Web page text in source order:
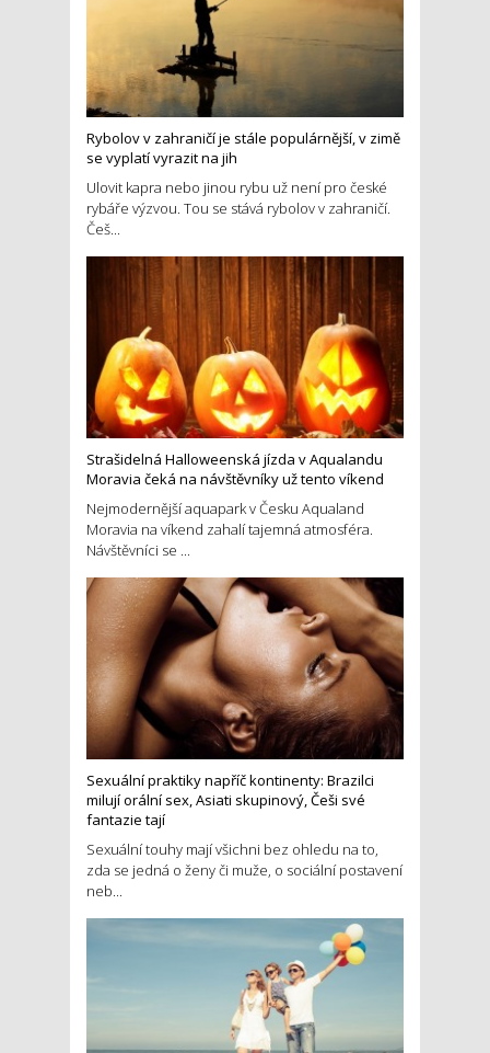
Rybolov v zahraničí je stále populárnější, v zimě
se vyplatí vyrazit na jih
Ulovit kapra nebo jinou rybu už není pro české
rybáře výzvou. Tou se stává rybolov v zahraničí.
Češ...
Strašidelná Halloweenská jízda v Aqualandu
Moravia čeká na návštěvníky už tento víkend
Nejmodernější aquapark v Česku Aqualand
Moravia na víkend zahalí tajemná atmosféra.
Návštěvníci se ...
Sexuální praktiky napříč kontinenty: Brazilci
milují orální sex, Asiati skupinový, Češi své
fantazie tají
Sexuální touhy mají všichni bez ohledu na to,
zda se jedná o ženy či muže, o sociální postavení
neb...